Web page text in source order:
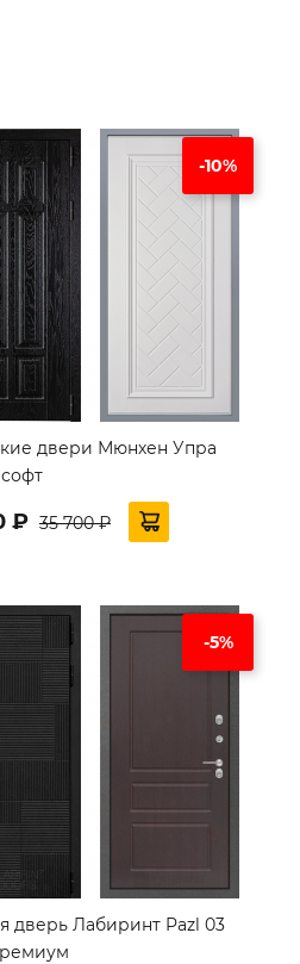
-10%
двери Мюнхен Упра
₽ 35 700 ₽
-5%
дверь Лабиринт Pazl 03